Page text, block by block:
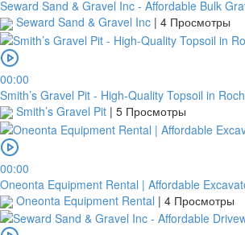
Seward Sand & Gravel Inc - Affordable Bulk
Seward Sand & Gravel Inc | 4 Просмотры
00:00
Smith’s Gravel Pit - High-Quality Topsoil in
Smith’s Gravel Pit | 5 Просмотры
00:00
Oneonta Equipment Rental | Affordable
Oneonta Equipment Rental | 4 Просмотры